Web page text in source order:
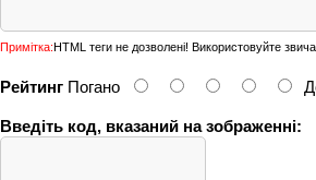
Примітка:HTML теги не дозволені! Використовуйте
Рейтинг Погано
Введіть код, вказаний на зображенні: